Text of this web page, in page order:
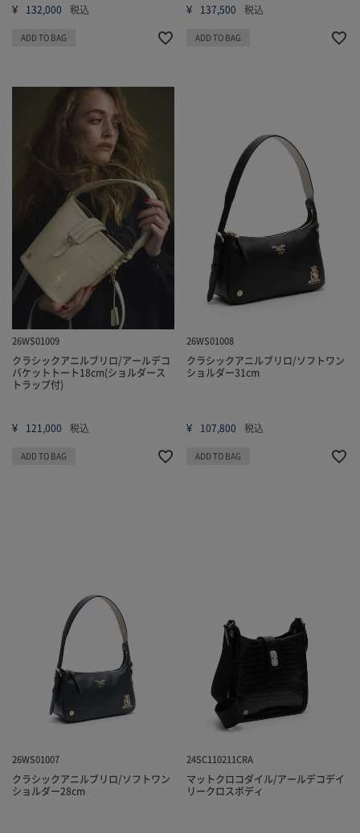
¥ 132,000 税込
ADD TO BAG
¥ 137,500 税込
ADD TO BAG
26WS01009
クラシックアニルブリロ/アールデコ
バケットトート18cm(ショルダース
トラップ付)
¥ 121,000 税込
ADD TO BAG
26WS01008
クラシックアニルブリロ/ソフトワン
ショルダー31cm
¥ 107,800 税込
ADD TO BAG
26WS01007
クラシックアニルブリロ/ソフトワン
ショルダー28cm
24SC110211CRA
マットクロコダイル/アールデコデイ
リークロスボディ